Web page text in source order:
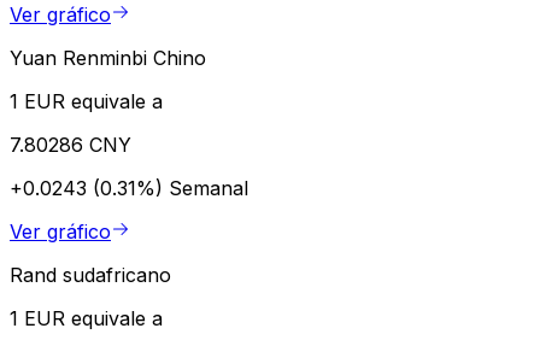
Ver gráfico
Yuan Renminbi Chino
1 EUR equivale a
7.80286 CNY
+0.0243 (0.31%) Semanal
Ver gráfico
Rand sudafricano
1 EUR equivale a